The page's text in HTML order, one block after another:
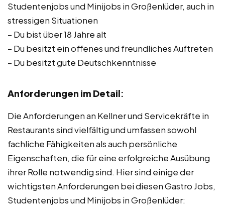
Studentenjobs und Minijobs in Großenlüder, auch in
stressigen Situationen
– Du bist über 18 Jahre alt
– Du besitzt ein offenes und freundliches Auftreten
– Du besitzt gute Deutschkenntnisse
Anforderungen im Detail:
Die Anforderungen an Kellner und Servicekräfte in
Restaurants sind vielfältig und umfassen sowohl
fachliche Fähigkeiten als auch persönliche
Eigenschaften, die für eine erfolgreiche Ausübung
ihrer Rolle notwendig sind. Hier sind einige der
wichtigsten Anforderungen bei diesen Gastro Jobs,
Studentenjobs und Minijobs in Großenlüder: